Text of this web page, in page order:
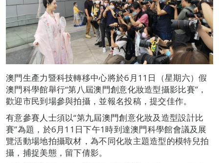
澳門生產力暨科技轉移中心將於6月11日（星期六）假
澳門科學館舉行“第八屆澳門創意化妝造型攝影比賽”，
歡迎市民到場參與拍攝，並報名投稿，提交佳作。
有意參賽人士須以“第九屆澳門創意化妝及造型設計比
賽”為題，於6月11日下午1時到達澳門科學館會議及展
覽活動場地拍攝取材，為不同化妝主題造型的模特兒拍
攝，捕捉美態，留下倩影。